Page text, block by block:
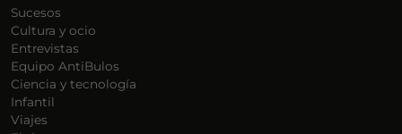
Sucesos
Cultura y ocio
Entrevistas
Equipo AntiBulos
Ciencia y tecnología
Infantil
Viajes